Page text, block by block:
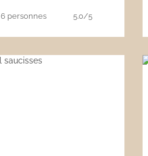
6 personnes 5.0/5